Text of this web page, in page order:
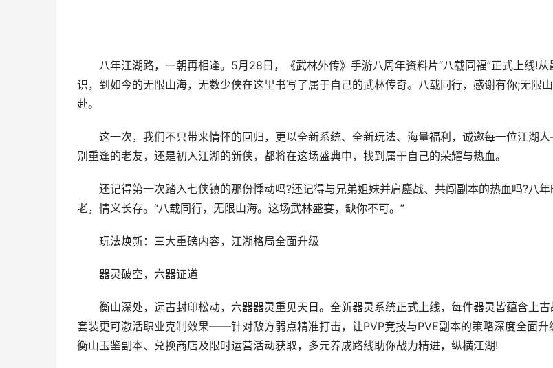
八年江湖路，一朝再相逢。5月28日，《武林外传》手游八周年资料片“八载同福”正式上线!从
识，到如今的无限山海，无数少侠在这里书写了属于自己的武林传奇。八载同行，感谢有你;无限
赴。
这一次，我们不只带来情怀的回归，更以全新系统、全新玩法、海量福利，诚邀每一位江湖
别重逢的老友，还是初入江湖的新侠，都将在这场盛典中，找到属于自己的荣耀与热血。
还记得第一次踏入七侠镇的那份悸动吗?还记得与兄弟姐妹并肩鏖战、共闯副本的热血吗?八年
老，情义长存。“八载同行，无限山海。这场武林盛宴，缺你不可。”
玩法焕新：三大重磅内容，江湖格局全面升级
器灵破空，六器证道
衡山深处，远古封印松动，六器器灵重见天日。全新器灵系统正式上线，每件器灵皆蕴含上古
套装更可激活职业克制效果——针对敌方弱点精准打击，让PVP竞技与PVE副本的策略深度全面升
衡山玉鉴副本、兑换商店及限时运营活动获取，多元养成路线助你战力精进，纵横江湖!